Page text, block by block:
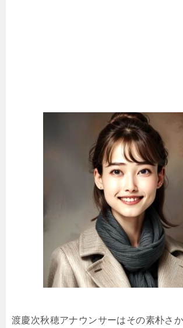
渡慶次秋穂アナウンサーはその素朴さ